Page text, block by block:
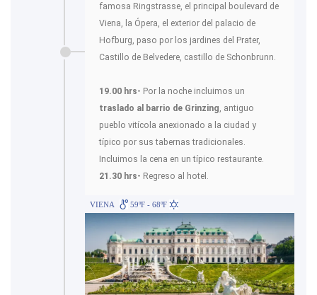
famosa Ringstrasse, el principal boulevard de
Viena, la Ópera, el exterior del palacio de
Hofburg, paso por los jardines del Prater,
Castillo de Belvedere, castillo de Schonbrunn.
19.00 hrs- Por la noche incluimos un
traslado al barrio de Grinzing, antiguo
pueblo vitícola anexionado a la ciudad y
típico por sus tabernas tradicionales.
Incluimos la cena en un típico restaurante.
21.30 hrs- Regreso al hotel.
VIENA 59ºF - 68ºF